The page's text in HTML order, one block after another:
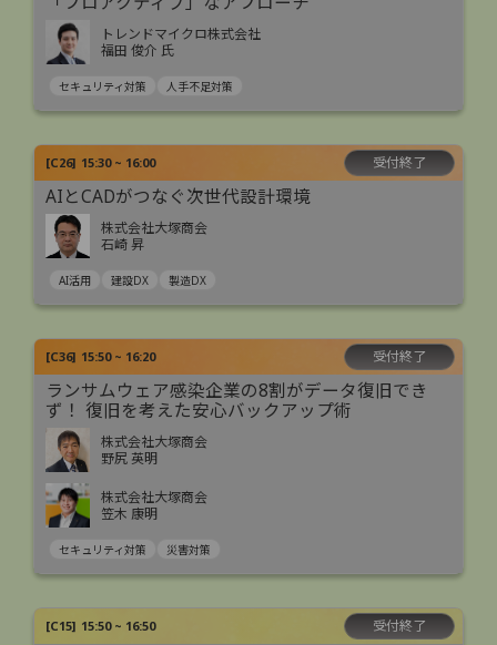
トレンドマイクロ株式会社
福田 俊介 氏
セキュリティ対策 人手不足対策
[C26] 15:30 ~ 16:00 受付終了
AIとCADがつなぐ次世代設計環境
株式会社大塚商会
石崎 昇
AI活用 建設DX 製造DX
[C36] 15:50 ~ 16:20 受付終了
ランサムウェア感染企業の8割がデータ復旧でき
ず！ 復旧を考えた安心バックアップ術
株式会社大塚商会
野尻 英明
株式会社大塚商会
笠木 康明
セキュリティ対策 災害対策
[C15] 15:50 ~ 16:50 受付終了